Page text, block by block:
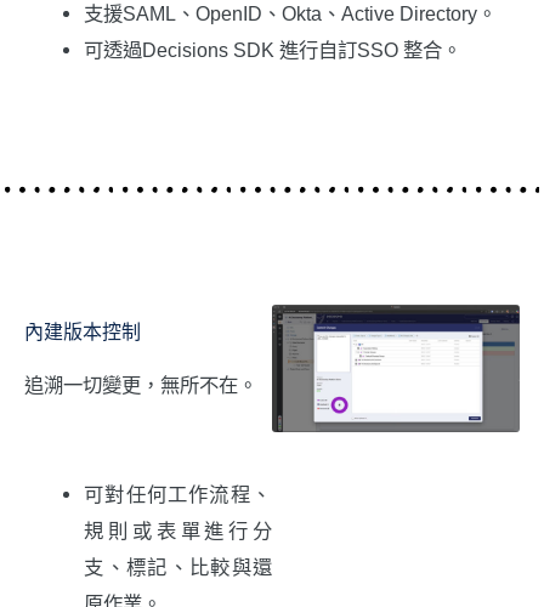
支援SAML、OpenID、Okta、Active Directory。
可透過Decisions SDK 進行自訂SSO 整合。
內建版本控制
追溯一切變更，無所不在。
可對任何工作流程、
規則或表單進行分
支、標記、比較與還